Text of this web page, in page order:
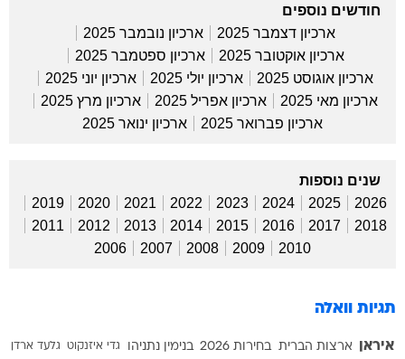
חודשים נוספים
ארכיון דצמבר 2025
ארכיון נובמבר 2025
ארכיון אוקטובר 2025
ארכיון ספטמבר 2025
ארכיון אוגוסט 2025
ארכיון יולי 2025
ארכיון יוני 2025
ארכיון מאי 2025
ארכיון אפריל 2025
ארכיון מרץ 2025
ארכיון פברואר 2025
ארכיון ינואר 2025
שנים נוספות
2026
2025
2024
2023
2022
2021
2020
2019
2018
2017
2016
2015
2014
2013
2012
2011
2010
2009
2008
2007
2006
תגיות וואלה
איראן ארצות הברית בחירות 2026 בנימין נתניהו גדי איזנקוט גלעד ארדן